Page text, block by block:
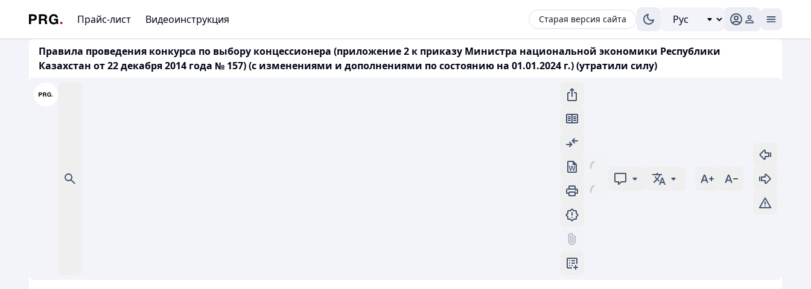
Прайс-лист Видеоинструкция Старая версия сайта
Правила проведения конкурса по выбору концессионера (приложение 2 к приказу Министра национальной экономики Республики
Казахстан от 22 декабря 2014 года № 157) (с изменениями и дополнениями по состоянию на 01.01.2024 г.) (утратили силу)